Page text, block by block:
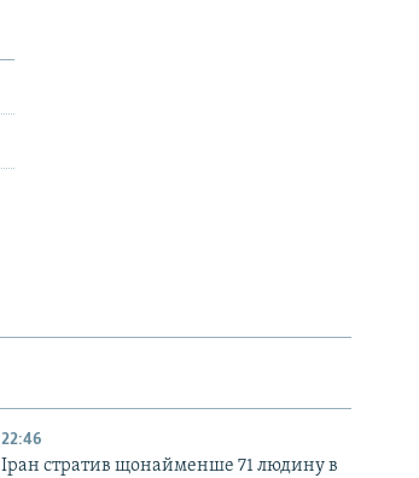
22:46
Іран стратив щонайменше 71 людину в